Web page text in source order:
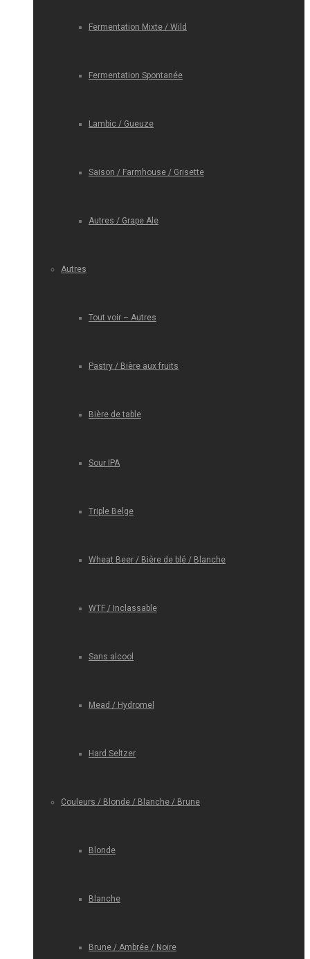
Fermentation Mixte / Wild
Fermentation Spontanée
Lambic / Gueuze
Saison / Farmhouse / Grisette
Autres / Grape Ale
Autres
Tout voir – Autres
Pastry / Bière aux fruits
Bière de table
Sour IPA
Triple Belge
Wheat Beer / Bière de blé / Blanche
WTF / Inclassable
Sans alcool
Mead / Hydromel
Hard Seltzer
Couleurs / Blonde / Blanche / Brune
Blonde
Blanche
Brune / Ambrée / Noire